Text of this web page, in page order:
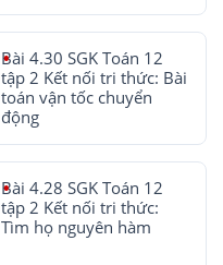
Bài 4.30 SGK Toán 12
tập 2 Kết nối tri thức: Bài
toán vận tốc chuyển
động
Bài 4.28 SGK Toán 12
tập 2 Kết nối tri thức:
Tìm họ nguyên hàm